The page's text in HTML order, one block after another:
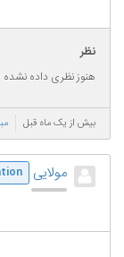
نظر
هنوز نظری داده
بیش از یک ماه قبل
مولایی